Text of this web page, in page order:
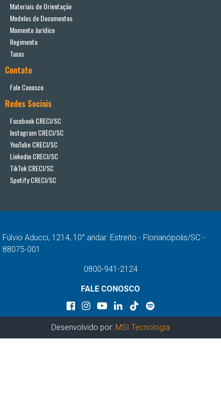
Materiais de Orientação
Modelos de Documentos
Momento Jurídico
Regimento
Taxas
Contato
Fale Conosco
Redes Sociais
Facebook CRECI/SC
Instagram CRECI/SC
YouTube CRECI/SC
Linkedin CRECI/SC
TikTok CRECI/SC
Spotify CRECI/SC
Fúlvio Aducci, 1214, 10° andar. Estreito - Florianópolis/SC -
88075-001
0800-941-2124
FALE CONOSCO
Desenvolvido por: MSI Tecnologia